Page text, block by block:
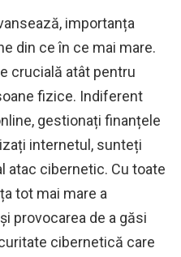
importanța
din ce în ce mai mare.
crucială atât pentru
fizice. Indiferent
gestionați finanțele
internetul, sunteți
atac cibernetic. Cu toate
tot mai mare a
provocarea de a găsi
cibernetică care